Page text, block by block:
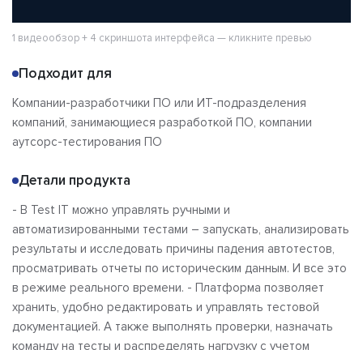
1 видеообзор + 4 скриншота интерфейса — кликните превью
Подходит для
Компании-разработчики ПО или ИТ-подразделения
компаний, занимающиеся разработкой ПО, компании
аутсорс-тестирования ПО
Детали продукта
- В Test IT можно управлять ручными и
автоматизированными тестами – запускать, анализировать
результаты и исследовать причины падения автотестов,
просматривать отчеты по историческим данным. И все это
в режиме реального времени. - Платформа позволяет
хранить, удобно редактировать и управлять тестовой
документацией. А также выполнять проверки, назначать
команду на тесты и распределять нагрузку с учетом